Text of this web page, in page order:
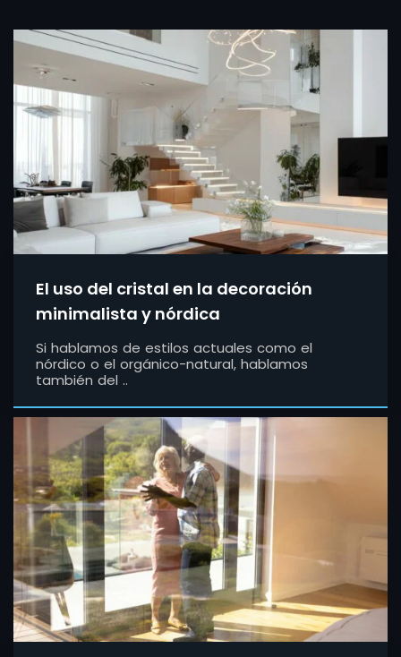
El uso del cristal en la decoración
minimalista y nórdica
Si hablamos de estilos actuales como el
nórdico o el orgánico-natural, hablamos
también del ..